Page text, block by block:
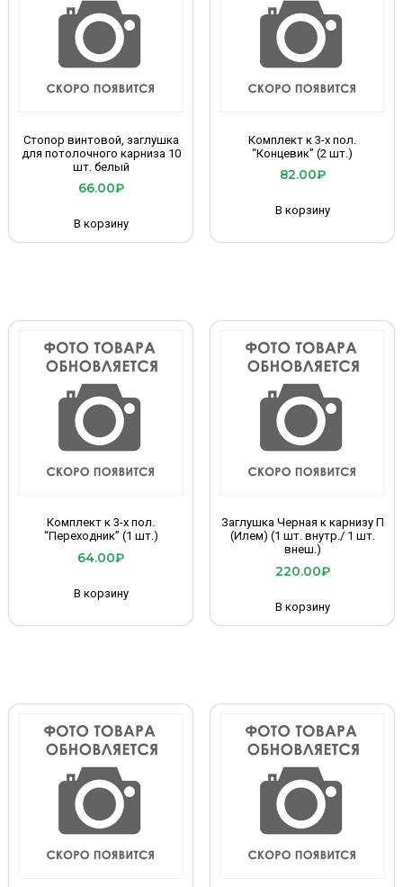
Стопор винтовой, заглушка
для потолочного карниза 10
шт. белый
66.00₽
В корзину
Комплект к 3-х пол.
“Концевик” (2 шт.)
82.00₽
В корзину
Комплект к 3-х пол.
“Переходник” (1 шт.)
64.00₽
В корзину
Заглушка Черная к карнизу П
(Илем) (1 шт. внутр./ 1 шт.
внеш.)
220.00₽
В корзину